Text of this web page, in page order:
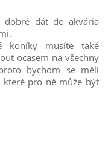
dát do akvária
koníky musíte také
ocasem na všechny
bychom se měli
které pro ně může být